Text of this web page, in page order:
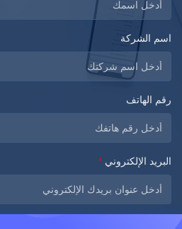
اسم الشركة
رقم الهاتف
البريد الإلكتروني *